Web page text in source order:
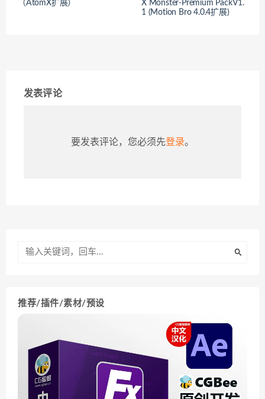
（AtomX扩展）
X Monster-Premium PackV1.
1 (Motion Bro 4.0.4扩展)
发表评论
要发表评论，您必须先登录。
推荐/插件/素材/预设